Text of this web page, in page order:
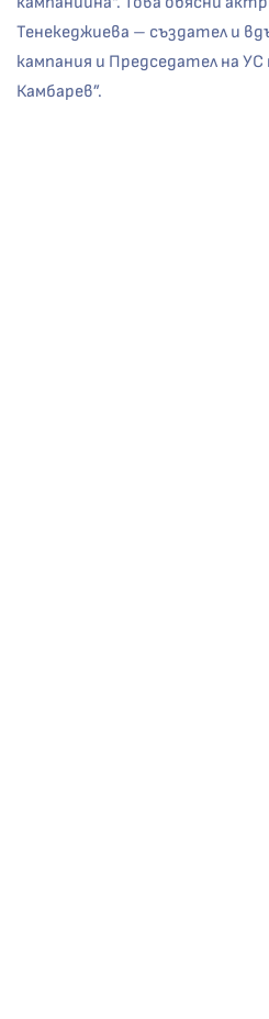
Тенекеджиева – създател и
кампания и Председател на
Камбарев”.